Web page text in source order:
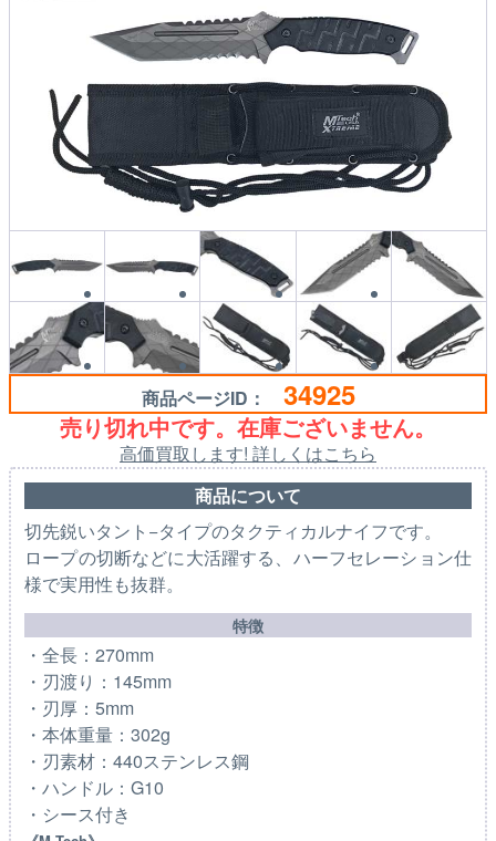
商品ページID： 34925
売り切れ中です。在庫ございません。
高価買取します! 詳しくはこちら
商品について
切先鋭いタント−タイプのタクティカルナイフです。
ロープの切断などに大活躍する、ハーフセレーション仕
様で実用性も抜群。
特徴
・全長：270mm
・刃渡り：145mm
・刃厚：5mm
・本体重量：302g
・刃素材：440ステンレス鋼
・ハンドル：G10
・シース付き